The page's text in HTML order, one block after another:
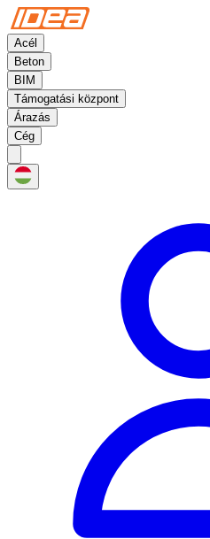
Acél
Beton
BIM
Támogatási központ
Árazás
Cég